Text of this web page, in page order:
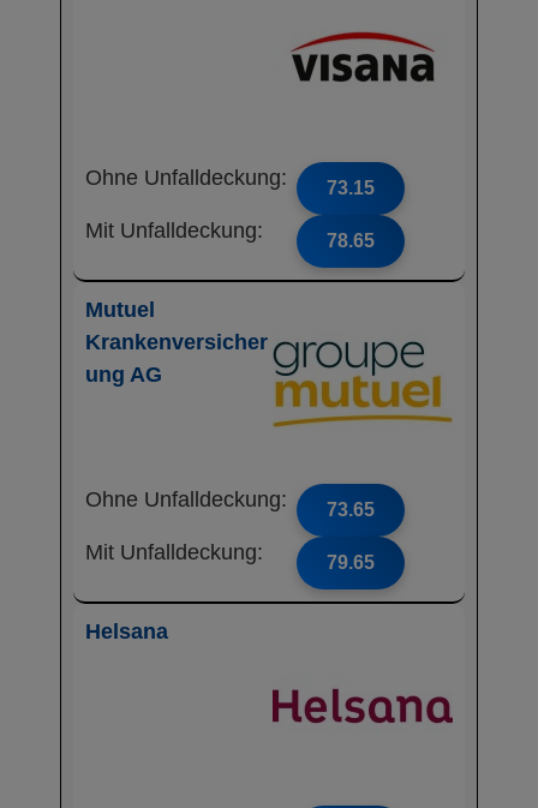
Ohne Unfalldeckung: 73.15
Mit Unfalldeckung: 78.65
Mutuel
Krankenversicher
ung AG
Ohne Unfalldeckung: 73.65
Mit Unfalldeckung: 79.65
Helsana